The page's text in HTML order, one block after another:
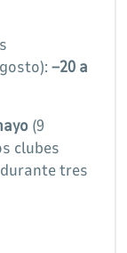
−20 a
(9
clubes
tres